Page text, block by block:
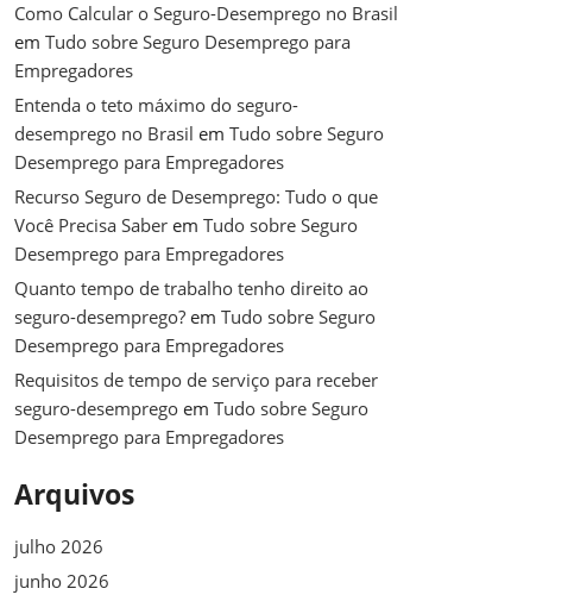
Como Calcular o Seguro-Desemprego no Brasil
em Tudo sobre Seguro Desemprego para
Empregadores
Entenda o teto máximo do seguro-
desemprego no Brasil em Tudo sobre Seguro
Desemprego para Empregadores
Recurso Seguro de Desemprego: Tudo o que
Você Precisa Saber em Tudo sobre Seguro
Desemprego para Empregadores
Quanto tempo de trabalho tenho direito ao
seguro-desemprego? em Tudo sobre Seguro
Desemprego para Empregadores
Requisitos de tempo de serviço para receber
seguro-desemprego em Tudo sobre Seguro
Desemprego para Empregadores
Arquivos
julho 2026
junho 2026